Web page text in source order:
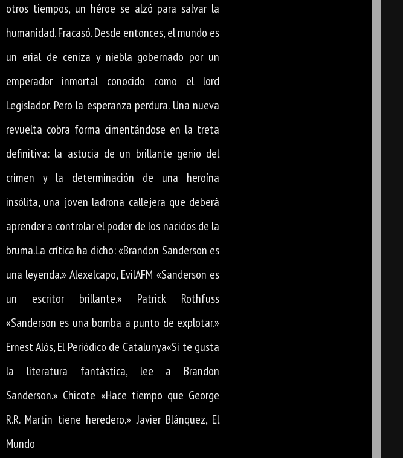
otros tiempos, un héroe se alzó para salvar la
humanidad. Fracasó. Desde entonces, el mundo es
un erial de ceniza y niebla gobernado por un
emperador inmortal conocido como el lord
Legislador. Pero la esperanza perdura. Una nueva
revuelta cobra forma cimentándose en la treta
definitiva: la astucia de un brillante genio del
crimen y la determinación de una heroína
insólita, una joven ladrona callejera que deberá
aprender a controlar el poder de los nacidos de la
bruma.La crítica ha dicho: «Brandon Sanderson es
una leyenda.» Alexelcapo, EvilAFM «Sanderson es
un escritor brillante.» Patrick Rothfuss
«Sanderson es una bomba a punto de explotar.»
Ernest Alós, El Periódico de Catalunya«Si te gusta
la literatura fantástica, lee a Brandon
Sanderson.» Chicote «Hace tiempo que George
R.R. Martin tiene heredero.» Javier Blánquez, El
Mundo